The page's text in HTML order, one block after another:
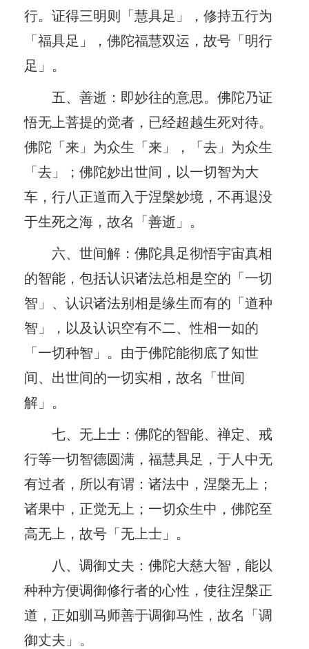
行。证得三明则「慧具足」，修持五行为
「福具足」，佛陀福慧双运，故号「明行
足」。
五、善逝：即妙往的意思。佛陀乃证
悟无上菩提的觉者，已经超越生死对待。
佛陀「来」为众生「来」，「去」为众生
「去」；佛陀妙出世间，以一切智为大
车，行八正道而入于涅槃妙境，不再退没
于生死之海，故名「善逝」。
六、世间解：佛陀具足彻悟宇宙真相
的智能，包括认识诸法总相是空的「一切
智」、认识诸法别相是缘生而有的「道种
智」，以及认识空有不二、性相一如的
「一切种智」。由于佛陀能彻底了知世
间、出世间的一切实相，故名「世间
解」。
七、无上士：佛陀的智能、禅定、戒
行等一切智德圆满，福慧具足，于人中无
有过者，所以有谓：诸法中，涅槃无上；
诸果中，正觉无上；一切众生中，佛陀至
高无上，故号「无上士」。
八、调御丈夫：佛陀大慈大智，能以
种种方便调御修行者的心性，使往涅槃正
道，正如驯马师善于调御马性，故名「调
御丈夫」。